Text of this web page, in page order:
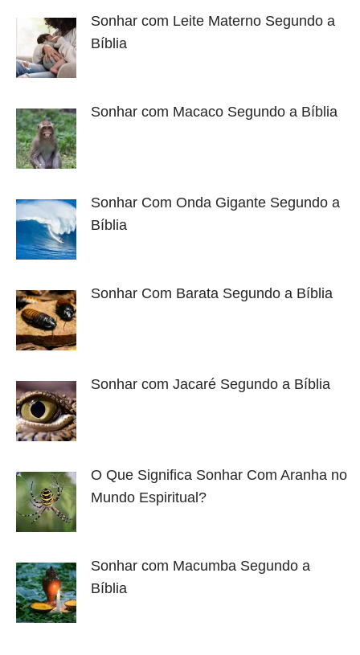
Sonhar com Leite Materno Segundo a
Bíblia
Sonhar com Macaco Segundo a Bíblia
Sonhar Com Onda Gigante Segundo a
Bíblia
Sonhar Com Barata Segundo a Bíblia
Sonhar com Jacaré Segundo a Bíblia
O Que Significa Sonhar Com Aranha no
Mundo Espiritual?
Sonhar com Macumba Segundo a
Bíblia